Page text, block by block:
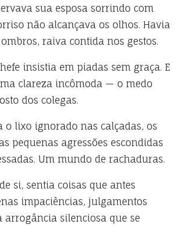
sua esposa sorrindo com
não alcançava os olhos. Havia
raiva contida nos gestos.
insistia em piadas sem graça. E
clareza incômoda — o medo
dos colegas.
o lixo ignorado nas calçadas, os
pequenas agressões escondidas
Um mundo de rachaduras.
si, sentia coisas que antes
impaciências, julgamentos
arrogância silenciosa que se